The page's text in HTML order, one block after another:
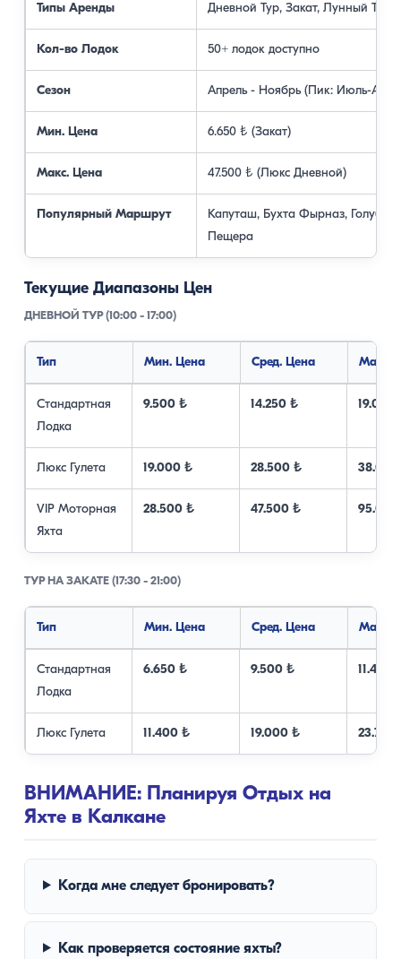
Типы Аренды Дневной Тур, Закат, Лунный Тур
Кол-во Лодок 50+ лодок доступно
Сезон Апрель - Ноябрь (Пик: Июль-
Мин. Цена 6.650 ₺ (Закат)
Макс. Цена 47.500 ₺ (Люкс Дневной)
Популярный Маршрут
Капуташ, Бухта Фырназ, Голубая
Пещера
Текущие Диапазоны Цен
ДНЕВНОЙ ТУР (10:00 - 17:00)
Тип Мин. Цена Сред. Цена Макс.
Стандартная
Лодка
9.500 ₺ 14.250 ₺ 19.000
Люкс Гулета 19.000 ₺ 28.500 ₺
VIP Моторная
Яхта
28.500 ₺ 47.500 ₺
ТУР НА ЗАКАТЕ (17:30 - 21:00)
Тип Мин. Цена Сред. Цена Макс.
Стандартная
Лодка
6.650 ₺ 9.500 ₺ 11.400
Люкс Гулета 11.400 ₺ 19.000 ₺ 23.750
ВНИМАНИЕ: Планируя Отдых на
Яхте в Калкане
Когда мне следует бронировать?
Как проверяется состояние яхты?